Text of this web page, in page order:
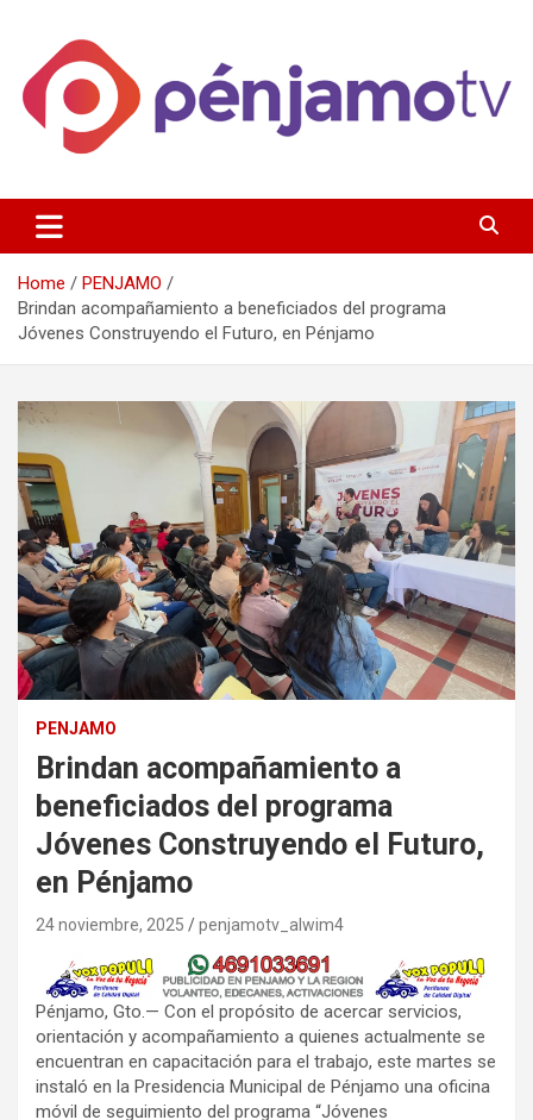
content
Penjamotv
Gto y la region.
Home
PENJAMO
Brindan acompañamiento a beneficiados del programa
Jóvenes Construyendo el Futuro, en Pénjamo
PENJAMO
Brindan acompañamiento a
beneficiados del programa
Jóvenes Construyendo el Futuro,
en Pénjamo
24 noviembre, 2025 penjamotv_alwim4
Pénjamo, Gto.— Con el propósito de acercar servicios,
orientación y acompañamiento a quienes actualmente se
encuentran en capacitación para el trabajo, este martes se
instaló en la Presidencia Municipal de Pénjamo una oficina
móvil de seguimiento del programa “Jóvenes